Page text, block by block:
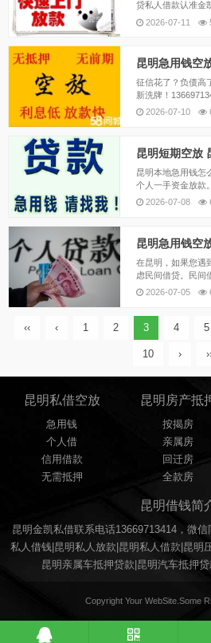
贷私人借款认准金
款快利息低，只要
民...
2026-07-11
征信花了？负债高
新洗牌！
征信花了，或者负
2026-07-10
昆明本地急用钱怎
个人一手资金放款
着信贷收紧，银行
贷款资料...
2026-07-08
在昆明，如果您遇
虑民间借贷。民间
通常比银行贷款更
抵押，金凯...
2026-07-05
‹‹ ‹ 1 2 3 4 5
10 ›
昆明私借空放
急用钱
个人借
信用借款
无需抵押
昆明房产抵
按揭房
亲属房
回迁房
全款房
昆明借钱简
昆明金凯私借联系电话13669713414，微
私人借钱|昆明私人放款|昆明私人借款|昆明
昆明亲属车抵押贷款|昆明汽车抵押贷
Copyright Your WebSite.Some